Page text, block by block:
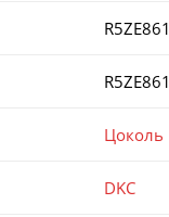
R5ZE861
R5ZE861
Цоколь
DKC